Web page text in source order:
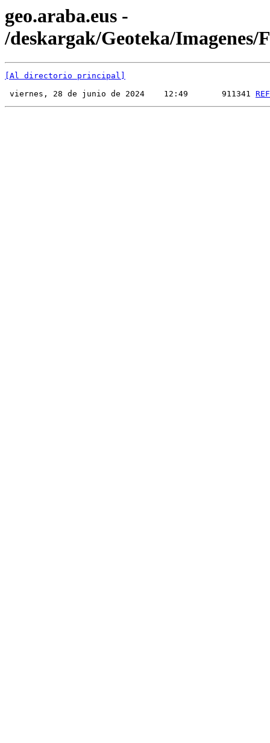
geo.araba.eus -
/deskargak/Geoteka/Imagenes/
[Al directorio principal]
viernes, 28 de junio de 2024    12:49       911341